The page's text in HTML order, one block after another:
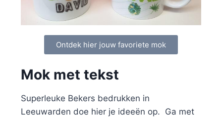
Ontdek hier jouw favoriete mok
Mok met tekst
Superleuke Bekers bedrukken in
Leeuwarden doe hier je ideeën op. Ga met